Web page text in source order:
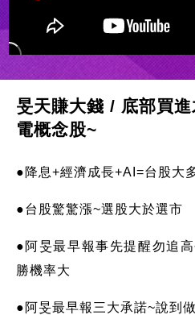
旻天賺大錢 / 底部買
電概念股~
●降息+經濟成長+AI=台股大
●台股驚驚漲~選股大於選市
●阿旻最早報事先提醒勿追
勝機率大
●阿旻最早報三大承諾~說到